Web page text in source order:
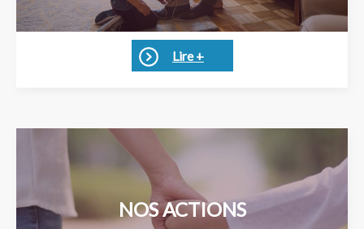
Lire +
NOS ACTIONS